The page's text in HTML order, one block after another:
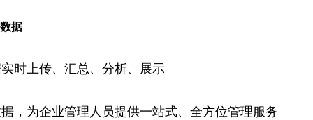
据
时上传、汇总、分析、展示
，为企业管理人员提供一站式、全方位管理服务